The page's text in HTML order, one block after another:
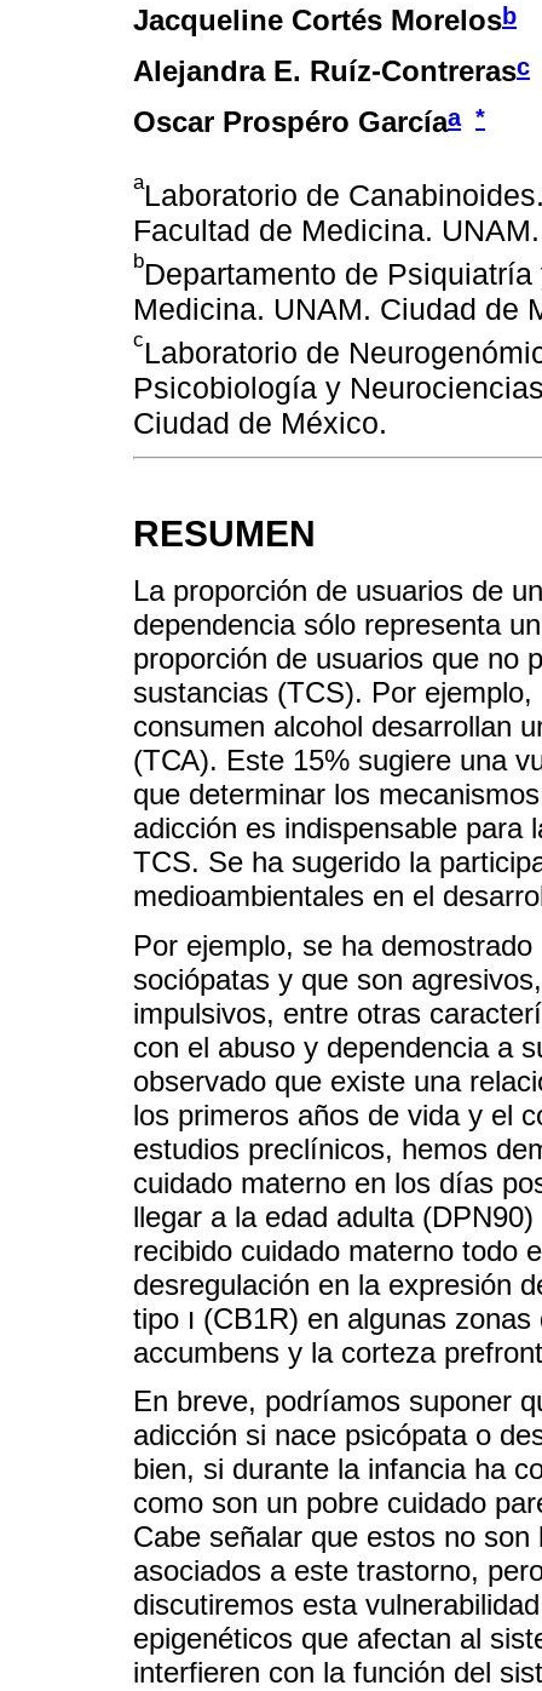
Jacqueline Cortés Morelosb
Alejandra E. Ruíz-Contrerasc
Oscar Prospéro Garcíaa *
aLaboratorio de
Facultad de Medicina.
bDepartamento de
Medicina. UNAM. Ciudad de
cLaboratorio de
Psicobiología y
Ciudad de México.
RESUMEN
La proporción de usuarios de
dependencia sólo representa
proporción de usuarios que no
sustancias (TCS). Por
consumen alcohol desarrollan
(ТСА). Este 15% sugiere una
que determinar los
adicción es indispensable para
TCS. Se ha sugerido la
medioambientales en el
Por ejemplo, se ha
sociópatas у que son
impulsivos, entre otras
con el abuso y dependencia a
observado que existe una
los primeros años de vida y el
estudios preclínicos, hemos
cuidado materno en los días
llegar a la edad adulta
recibido cuidado materno todo
desregulación en la expresión
tipo ו (CB1R) en algunas zonas del cerebro, por ejemplo, el núcleo
accumbens y la corteza
En breve, podríamos suponer
adicción si nace psicópata o
bien, si durante la infancia ha
como son un pobre cuidado
Cabe señalar que estos no
asociados a este trastorno,
discutiremos esta
epigenéticos que afectan al
interfieren con la función del